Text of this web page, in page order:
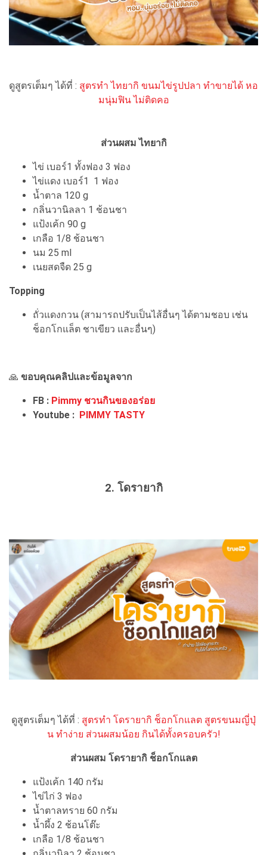
ดูสูตรเต็มๆ ได้ที่ : สูตรทำ ไทยากิ ขนมไข่รูปปลา ทำขายได้ หอ
มนุ่มฟิน ไม่ติดคอ
ส่วนผสม ไทยากิ
ไข่ เบอร์1 ทั้งฟอง 3 ฟอง
ไข่แดง เบอร์1 1 ฟอง
น้ำตาล 120 g
กลิ่นวานิลลา 1 ช้อนชา
แป้งเค้ก 90 g
เกลือ 1/8 ช้อนชา
นม 25 ml
เนยสดจืด 25 g
Topping
ถั่วแดงกวน (สามารถปรับเป็นไส้อื่นๆ ได้ตามชอบ เช่น
ช็อกโกแล็ต ชาเขียว และอื่นๆ)
🙏 ขอบคุณคลิปและข้อมูลจาก
FB : Pimmy ชวนกินของอร่อย
Youtube : PIMMY TASTY
2. โดรายากิ
ดูสูตรเต็มๆ ได้ที่ : สูตรทำ โดรายากิ ช็อกโกแลต สูตรขนมญี่ปุ่
น ทำง่าย ส่วนผสมน้อย กินได้ทั้งครอบครัว!
ส่วนผสม โดรายากิ ช็อกโกแลต
แป้งเค้ก 140 กรัม
ไข่ไก่ 3 ฟอง
น้ำตาลทราย 60 กรัม
น้ำผึ้ง 2 ช้อนโต๊ะ
เกลือ 1/8 ช้อนชา